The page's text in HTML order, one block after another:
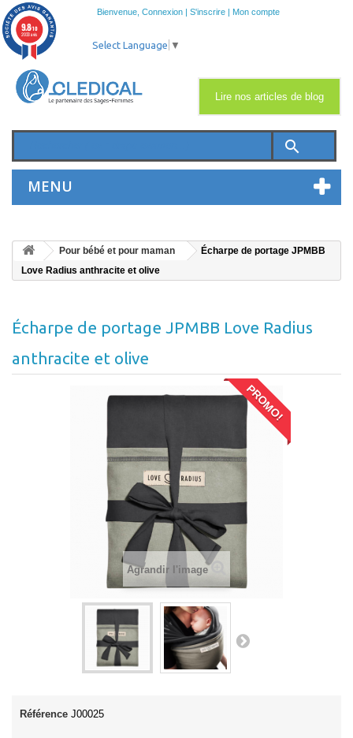
Bienvenue, Connexion | S'inscrire | Mon compte
search
MENU
Lire nos articles de blog
Select Language ▼
Pour bébé et pour maman
Écharpe de portage JPMBB
Love Radius anthracite et olive
Écharpe de portage JPMBB Love Radius
anthracite et olive
PROMO!
Agrandir l'image
Référence J00025
9.8/10
2033 avis